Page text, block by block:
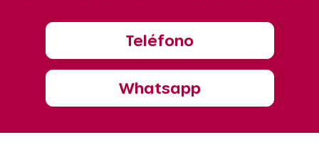
Teléfono
Whatsapp